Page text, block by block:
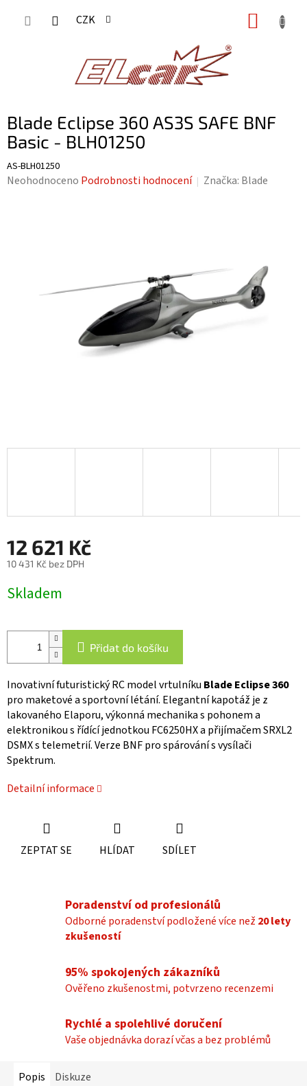
CZK
Blade Eclipse 360 AS3S SAFE BNF
Basic - BLH01250
AS-BLH01250
Průměrné
Neohodnoceno Podrobnosti hodnocení Značka: Blade
12 621 Kč
10 431 Kč bez DPH
cena:
Skladem
Přidat do košíku
Inovativní futuristický RC model vrtulníku Blade Eclipse 360
pro maketové a sportovní létání. Elegantní kapotáž je z
lakovaného Elaporu, výkonná mechanika s pohonem a
elektronikou s řídící jednotkou FC6250HX a přijímačem SRXL2
DSMX s telemetrií. Verze BNF pro spárování s vysílači
Spektrum.
Detailní informace
ZEPTAT SE HLÍDAT SDÍLET
Poradenství od profesionálů
Odborné poradenství podložené více než 20 lety
zkušeností
95% spokojených zákazníků
Ověřeno zkušenostmi, potvrzeno recenzemi
Rychlé a spolehlivé doručení
Vaše objednávka dorazí včas a bez problémů
Popis Diskuze